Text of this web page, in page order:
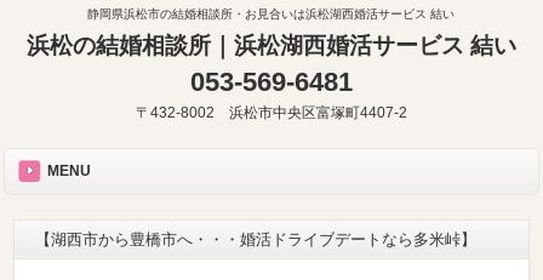
静岡県浜松市の結婚相談所・お見合いは浜松湖西婚活サービス 結い
浜松の結婚相談所｜浜松湖西婚活サービス 結い
053-569-6481
〒432-8002 浜松市中央区富塚町4407-2
MENU
【湖西市から豊橋市へ・・・婚活ドライブデートなら多米峠】